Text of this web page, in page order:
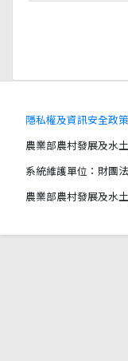
隱私權及資訊安全政策
農業部農村發展及水
系統維護單位：財團
農業部農村發展及水